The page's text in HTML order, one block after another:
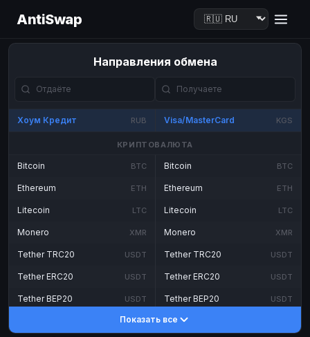
AntiSwap
Направления обмена
Хоум Кредит RUB Visa/MasterCard KGS
КРИПТОВАЛЮТА
Bitcoin BTC
Ethereum ETH
Litecoin LTC
Monero XMR
Tether TRC20 USDT
Tether ERC20 USDT
Tether BEP20 USDT
DASH
Bitcoin BTC
Ethereum ETH
Litecoin LTC
Monero XMR
Tether TRC20 USDT
Tether ERC20 USDT
Tether BEP20 USDT
DASH
Показать все